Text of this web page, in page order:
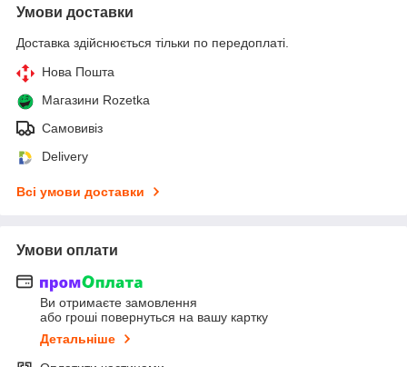
Умови доставки
Доставка здійснюється тільки по передоплаті.
Нова Пошта
Магазини Rozetka
Самовивіз
Delivery
Всі умови доставки
Умови оплати
Ви отримаєте замовлення
або гроші повернуться на вашу картку
Детальніше